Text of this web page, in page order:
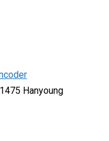
Hanyoung